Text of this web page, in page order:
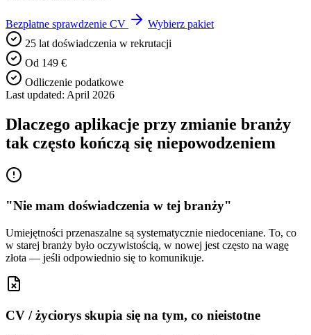
Bezpłatne sprawdzenie CV
Wybierz pakiet
25 lat doświadczenia w rekrutacji
Od 149 €
Odliczenie podatkowe
Last updated: April 2026
Dlaczego aplikacje przy zmianie branży
tak często kończą się niepowodzeniem
"Nie mam doświadczenia w tej branży"
Umiejętności przenaszalne są systematycznie niedoceniane. To, co
w starej branży było oczywistością, w nowej jest często na wagę
złota — jeśli odpowiednio się to komunikuje.
CV / życiorys skupia się na tym, co nieistotne